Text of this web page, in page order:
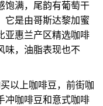
饱满，尾韵有葡萄干
它是由哥斯达黎加蜜
亚惠兰产区精选咖啡
味，油脂表现也不
以上咖啡豆，前街咖
冲咖啡豆和意式咖啡